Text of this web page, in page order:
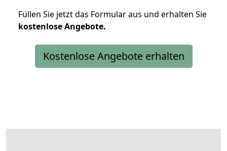
Füllen Sie jetzt das Formular aus und erhalten Sie
kostenloseAngebote.
Kostenlose Angebote erhalten